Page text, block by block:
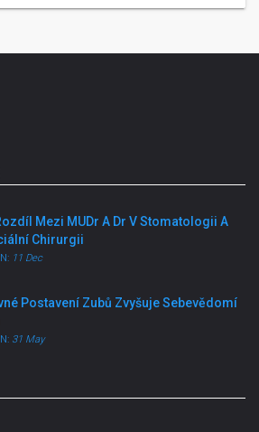
Mezi MUDr A Dr V Stomatologii A
Chirurgii
11 Dec
Postavení Zubů Zvyšuje Sebevědomí
31 May